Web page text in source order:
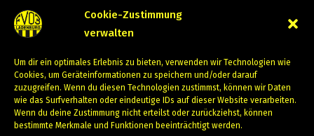
Cookie-Zustimmung
verwalten
Um dir ein optimales Erlebnis zu bieten, verwenden wir Technologien wie
Cookies, um Geräteinformationen zu speichern und/oder darauf
zuzugreifen. Wenn du diesen Technologien zustimmst, können wir Daten
wie das Surfverhalten oder eindeutige IDs auf dieser Website verarbeiten.
Wenn du deine Zustimmung nicht erteilst oder zurückziehst, können
bestimmte Merkmale und Funktionen beeinträchtigt werden.
Dezember 18, 2023
PREVIOUS